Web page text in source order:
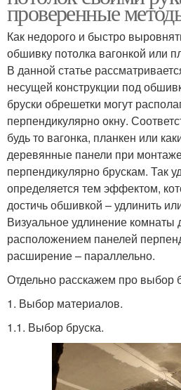
проверенные
Как недорого и быстро
обшивку потолка вагонкой или
В данной статье
несущей конструкции под
бруски обрешетки могут
перпендикулярно окну.
будь то вагонка, планкен или
деревянные панели при
перпендикулярно брускам. Так
определяется тем эффектом,
достичь обшивкой – удлинить
Визуальное удлинение комнаты
расположением панелей
расширение – параллельно.
Отдельно расскажем про выбор
1. Выбор материалов.
1.1. Выбор бруска.